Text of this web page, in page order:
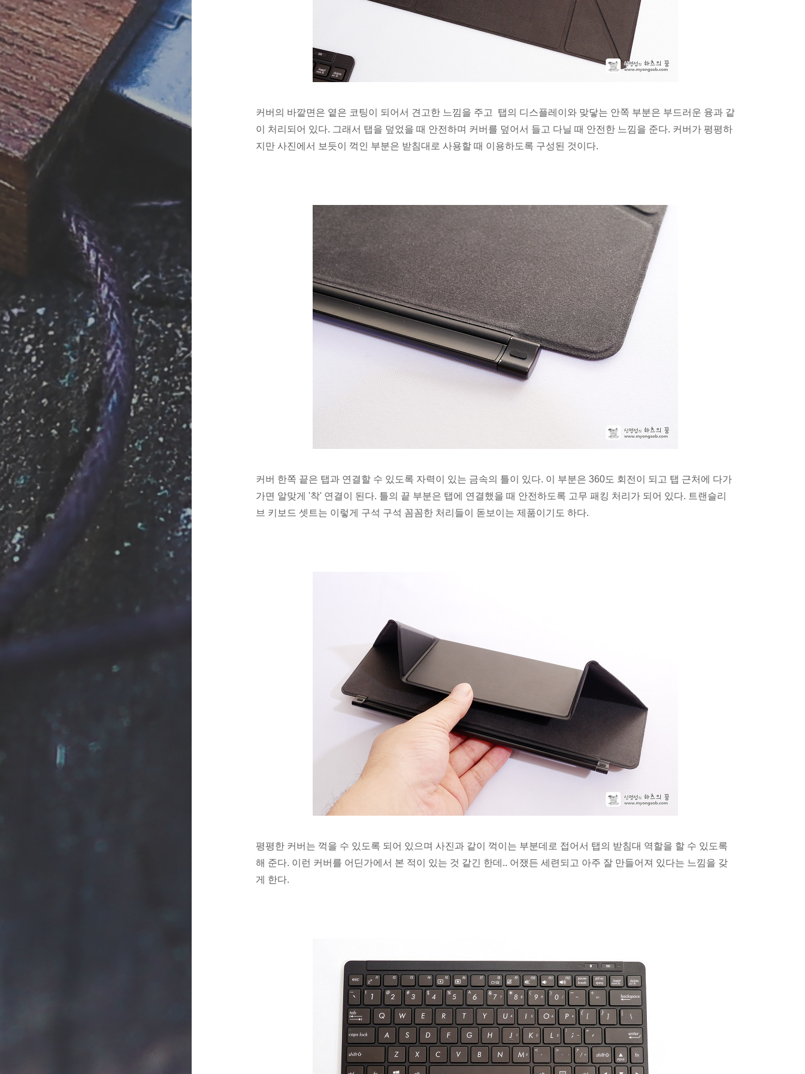
커버의 바깥면은 옅은 코팅이 되어서 견고한 느낌을 주고 탭의 디스플레이와 맞닿는 안쪽 부분은 부드러운 융과 같
이 처리되어 있다. 그래서 탭을 덮었을 때 안전하며 커버를 덮어서 들고 다닐 때 안전한 느낌을 준다. 커버가 평평하
지만 사진에서 보듯이 꺽인 부분은 받침대로 사용할 때 이용하도록 구성된 것이다.
커버 한쪽 끝은 탭과 연결할 수 있도록 자력이 있는 금속의 틀이 있다. 이 부분은 360도 회전이 되고 탭 근처에 다가
가면 알맞게 '착' 연결이 된다. 틀의 끝 부분은 탭에 연결했을 때 안전하도록 고무 패킹 처리가 되어 있다. 트랜슬리
브 키보드 셋트는 이렇게 구석 구석 꼼꼼한 처리들이 돋보이는 제품이기도 하다.
평평한 커버는 꺽을 수 있도록 되어 있으며 사진과 같이 꺽이는 부분데로 접어서 탭의 받침대 역할을 할 수 있도록
해 준다. 이런 커버를 어딘가에서 본 적이 있는 것 같긴 한데.. 어쟀든 세련되고 아주 잘 만들어져 있다는 느낌을 갖
게 한다.